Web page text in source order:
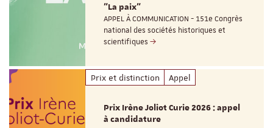
"La paix"
APPEL À COMMUNICATION - 151e Congrès
national des sociétés historiques et
scientifiques
Prix et distinction Appel
Prix Irène Joliot Curie 2026 : appel
à candidature